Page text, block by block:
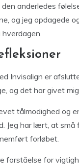
anderledes
og jeg opdagede
Invisalign er
og det har givet
tålmodighed og
Jeg har lært, at små
forløbet.
forståelse for